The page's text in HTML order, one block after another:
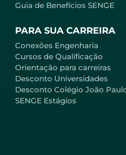
Guia de Benefícios SENGE
PARA SUA CARREIRA
Conexões Engenharia
Cursos de Qualificação
Orientação para carreiras
Desconto Universidades
Desconto Colégio João
SENGE Estágios